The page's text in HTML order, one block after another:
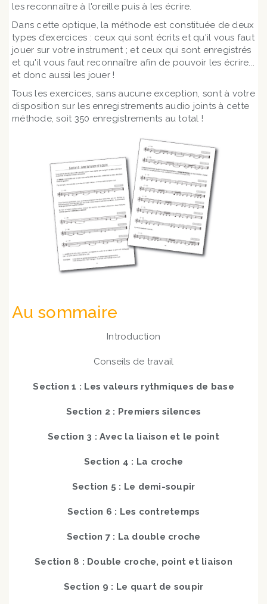
les reconnaître à l'oreille puis à les écrire.
Dans cette optique, la méthode est constituée de deux
types d’exercices : ceux qui sont écrits et qu'il vous faut
jouer sur votre instrument ; et ceux qui sont enregistrés
et qu'il vous faut reconnaître afin de pouvoir les écrire...
et donc aussi les jouer !
Tous les exercices, sans aucune exception, sont à votre
disposition sur les enregistrements audio joints à cette
méthode, soit 350 enregistrements au total !
Au sommaire
Introduction
Conseils de travail
Section 1 : Les valeurs rythmiques de base
Section 2 : Premiers silences
Section 3 : Avec la liaison et le point
Section 4 : La croche
Section 5 : Le demi-soupir
Section 6 : Les contretemps
Section 7 : La double croche
Section 8 : Double croche, point et liaison
Section 9 : Le quart de soupir